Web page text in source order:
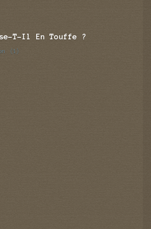
T-Il En Touffe ?
(1)